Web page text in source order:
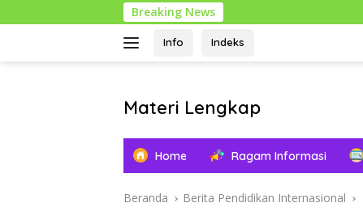
ke
Breaking News
Info Indeks
Materi Lengkap
Pendidikan
Lengkap
Home Ragam Informasi
Beranda Berita Pendidikan Internasional